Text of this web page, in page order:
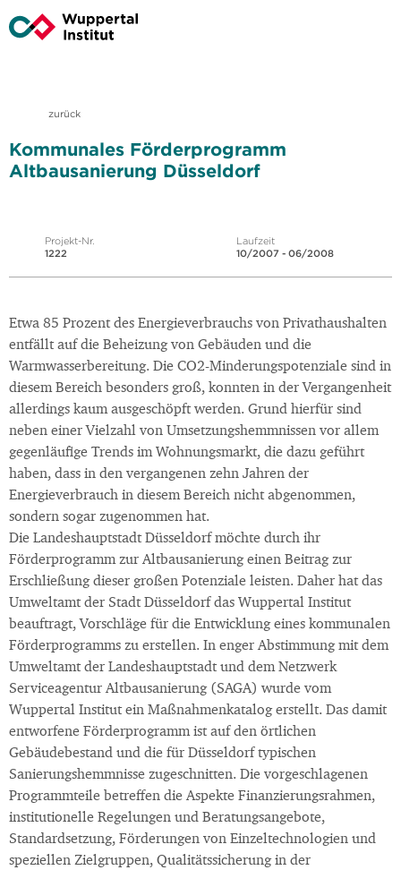
zurück
Kommunales Förderprogramm
Altbausanierung Düsseldorf
Projekt-Nr.
1222
Laufzeit
10/2007 - 06/2008
Etwa 85 Prozent des Energieverbrauchs von Privathaushalten
entfällt auf die Beheizung von Gebäuden und die
Warmwasserbereitung. Die CO2-Minderungspotenziale sind in
diesem Bereich besonders groß, konnten in der Vergangenheit
allerdings kaum ausgeschöpft werden. Grund hierfür sind
neben einer Vielzahl von Umsetzungshemmnissen vor allem
gegenläufige Trends im Wohnungsmarkt, die dazu geführt
haben, dass in den vergangenen zehn Jahren der
Energieverbrauch in diesem Bereich nicht abgenommen,
sondern sogar zugenommen hat.
Die Landeshauptstadt Düsseldorf möchte durch ihr
Förderprogramm zur Altbausanierung einen Beitrag zur
Erschließung dieser großen Potenziale leisten. Daher hat das
Umweltamt der Stadt Düsseldorf das Wuppertal Institut
beauftragt, Vorschläge für die Entwicklung eines kommunalen
Förderprogramms zu erstellen. In enger Abstimmung mit dem
Umweltamt der Landeshauptstadt und dem Netzwerk
Serviceagentur Altbausanierung (SAGA) wurde vom
Wuppertal Institut ein Maßnahmenkatalog erstellt. Das damit
entworfene Förderprogramm ist auf den örtlichen
Gebäudebestand und die für Düsseldorf typischen
Sanierungshemmnisse zugeschnitten. Die vorgeschlagenen
Programmteile betreffen die Aspekte Finanzierungsrahmen,
institutionelle Regelungen und Beratungsangebote,
Standardsetzung, Förderungen von Einzeltechnologien und
speziellen Zielgruppen, Qualitätssicherung in der